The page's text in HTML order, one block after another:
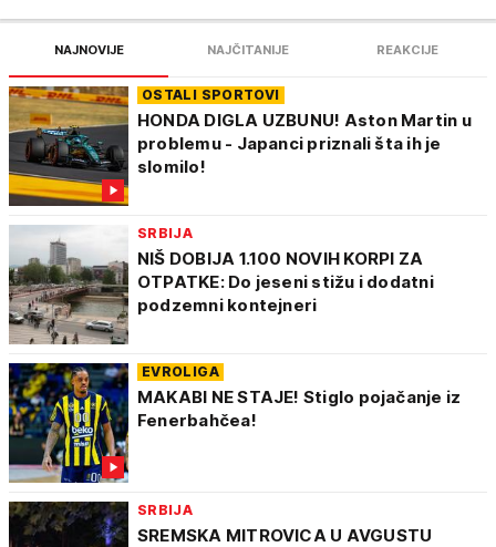
NAJNOVIJE NAJČITANIJE REAKCIJE
OSTALI SPORTOVI
HONDA DIGLA UZBUNU! Aston Martin u
problemu - Japanci priznali šta ih je
slomilo!
SRBIJA
NIŠ DOBIJA 1.100 NOVIH KORPI ZA
OTPATKE: Do jeseni stižu i dodatni
podzemni kontejneri
EVROLIGA
MAKABI NE STAJE! Stiglo pojačanje iz
Fenerbahčea!
SRBIJA
SREMSKA MITROVICA U AVGUSTU